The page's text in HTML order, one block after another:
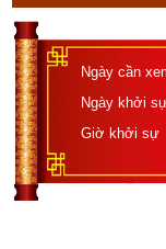
Ngày cần
Ngày khởi
Giờ khởi sự